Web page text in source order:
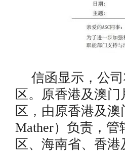
信函显示，公
区。原香港及澳
区，由原香港及澳
Mather）负责，
区、海南省、香